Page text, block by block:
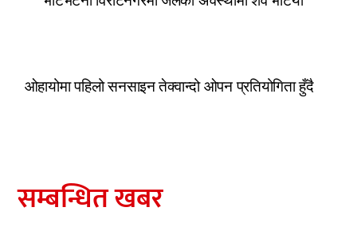
ओहायोमा पहिलो सनसाइन तेक्वान्दो ओपन प्रतियोगिता हुँदै
सम्बन्धित खबर